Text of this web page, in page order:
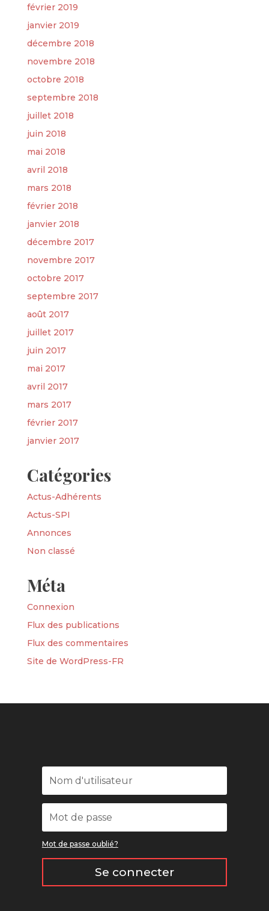
février 2019
janvier 2019
décembre 2018
novembre 2018
octobre 2018
septembre 2018
juillet 2018
juin 2018
mai 2018
avril 2018
mars 2018
février 2018
janvier 2018
décembre 2017
novembre 2017
octobre 2017
septembre 2017
août 2017
juillet 2017
juin 2017
mai 2017
avril 2017
mars 2017
février 2017
janvier 2017
Catégories
Actus-Adhérents
Actus-SPI
Annonces
Non classé
Méta
Connexion
Flux des publications
Flux des commentaires
Site de WordPress-FR
Mot de passe oublié?
Se connecter